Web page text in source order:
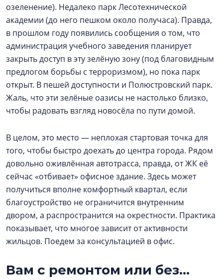
озеленение). Недалеко парк Лесотехнической
академии (до него пешком около получаса). Правда,
в прошлом году появились сообщения о том, что
администрация учебного заведения планирует
закрыть доступ в эту зелёную зону (под благовидным
предлогом борьбы с терроризмом), но пока парк
открыт. В пешей доступности и Полюстровский парк.
Жаль, что эти зелёные оазисы не настолько близко,
чтобы радовать взгляд новосёла по пути домой.
В целом, это место — неплохая стартовая точка для
того, чтобы быстро доехать до центра города. Рядом
довольно оживлённая автотрасса, правда, от ЖК её
сейчас «отбивает» офисное здание. Здесь может
получиться вполне комфортный квартал, если
благоустройство не ограничится внутренним
двором, а распространится на окрестности. Практика
показывает, что многое зависит от активности
жильцов. Поедем за консультацией в офис.
Вам с ремонтом или без...